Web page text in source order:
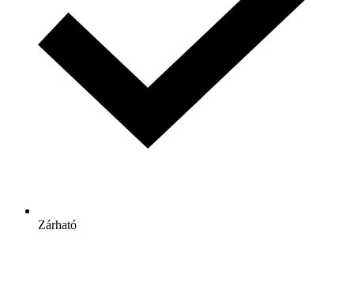
Zárható